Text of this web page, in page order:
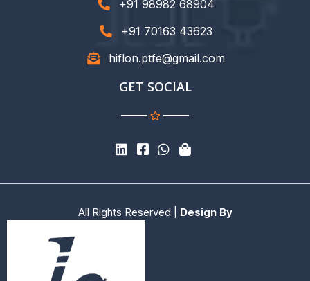
+91 98982 68904
+91 70163 43623
hiflon.ptfe@gmail.com
GET SOCIAL
All Rights Reserved | Design By